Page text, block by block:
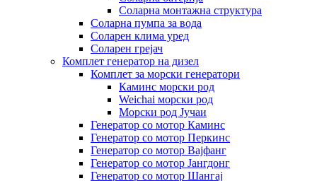
Соларна монтажна структура
Соларна пумпа за вода
Соларен клима уред
Соларен грејач
Комплет генератор на дизел
Комплет за морски генератори
Каминс морски род
Weichai морски род
Морски род Јучаи
Генератор со мотор Каминс
Генератор со мотор Перкинс
Генератор со мотор Вајфанг
Генератор со мотор Јангдонг
Генератор со мотор Шангај